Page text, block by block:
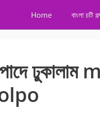
Home বাংলা চটি
পোদে